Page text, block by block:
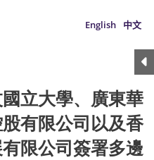
English 中文
立大學、廣東華
有限公司以及香
限公司簽署多邊